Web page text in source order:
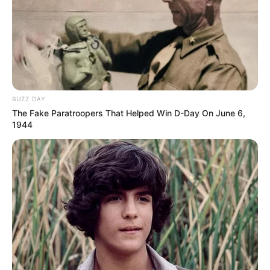
A Fidesznek pedig kellemetlen helyzetet teremt.
Reagáljanak előre valamire, amit még nem is
ismernek? Hallgassanak, és várják meg, amíg
Magyar Péter reggel tematizálja a napot? Vagy
próbálják a kongresszus ünnepi keretei közé betolni
a védekezést?
Bármelyiket választják, Magyar már most elérte az
első célt: nem Orbánék kongresszusáról beszél
mindenki, hanem arról, mit fog mondani ő 9 órakor.
Ez lehet az új kormány első igazán nagy
leszámolási pillanata
A Tisza-kormány eddig is sorra hozta a látványos
döntéseket: személycserék, átvilágítások, korábbi
BUZZ DAY
The Fake Paratroopers That Helped Win D-Day On June 6,
1944